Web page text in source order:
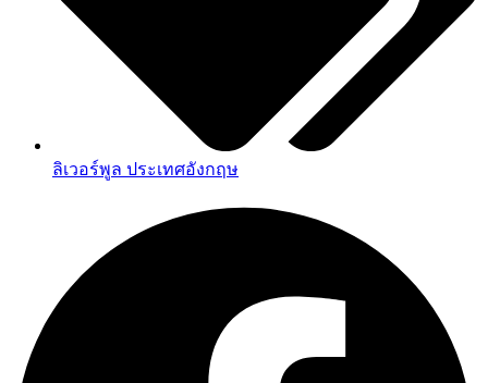
ลิเวอร์พูล ประเทศอังกฤษ